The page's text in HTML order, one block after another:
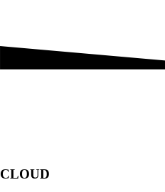
CLOUD